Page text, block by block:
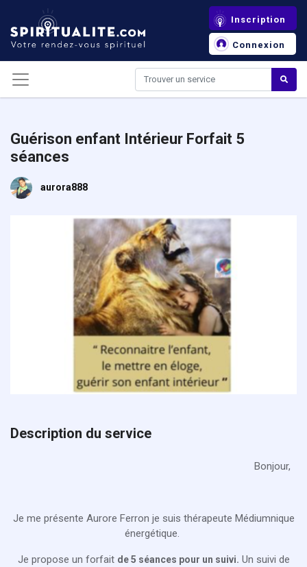
Inscription
Connexion
Guérison enfant Intérieur Forfait 5
séances
aurora888
Description du service
Bonjour,
Je me présente Aurore Ferron je suis thérapeute Médiumnique
énergétique.
Je propose un forfait de 5 séances pour un suivi. Un suivi de